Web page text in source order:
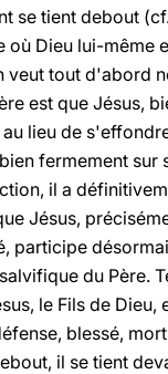
se tient debout
où Dieu lui-même
veut tout d'abord
est que Jésus,
lieu de
fermement sur
il a
Jésus,
participe
du Père.
le Fils de Dieu,
blessé,
il se tient